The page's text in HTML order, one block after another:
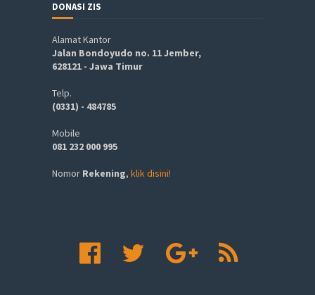
DONASI ZIS
Alamat Kantor
Jalan Bondoyudo no. 11 Jember,
628121 - Jawa Timur
Telp.
(0331) - 484785
Mobile
081 232 000 995
Nomor Rekening, klik disini!